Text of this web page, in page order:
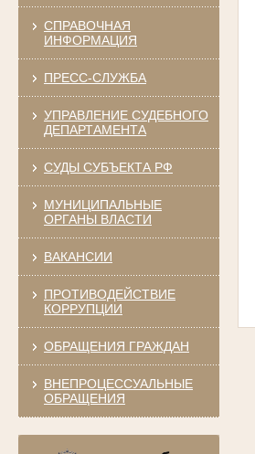
СПРАВОЧНАЯ
ИНФОРМАЦИЯ
ПРЕСС-СЛУЖБА
УПРАВЛЕНИЕ СУДЕБНОГО
ДЕПАРТАМЕНТА
СУДЫ СУБЪЕКТА РФ
МУНИЦИПАЛЬНЫЕ
ОРГАНЫ ВЛАСТИ
ВАКАНСИИ
ПРОТИВОДЕЙСТВИЕ
КОРРУПЦИИ
ОБРАЩЕНИЯ ГРАЖДАН
ВНЕПРОЦЕССУАЛЬНЫЕ
ОБРАЩЕНИЯ